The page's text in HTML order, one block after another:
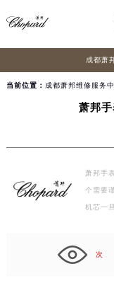
成都萧
当前位置： 成都萧邦维修服务
萧邦
萧邦手
个需要
机芯一
次